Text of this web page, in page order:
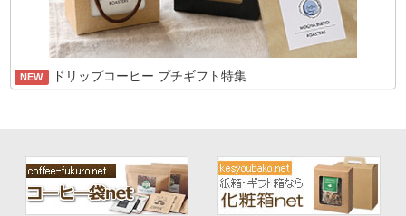
NEW ドリップコーヒー プチギフト特集